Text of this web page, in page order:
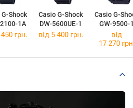
Shock
1A
Casio G-Shock
DW-5600UE-1
Casio G-
GW-9500-
грн. від 5 400 грн.
від
17 270